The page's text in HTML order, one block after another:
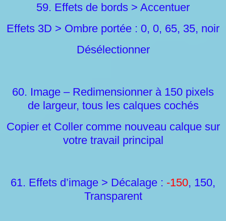
59. Effets de bords > Accentuer
Effets 3D > Ombre portée : 0, 0, 65, 35, noir
Désélectionner
60. Image – Redimensionner à 150 pixels
de largeur, tous les calques cochés
Copier et Coller comme nouveau calque sur
votre travail principal
61. Effets d’image > Décalage : -150, 150,
Transparent